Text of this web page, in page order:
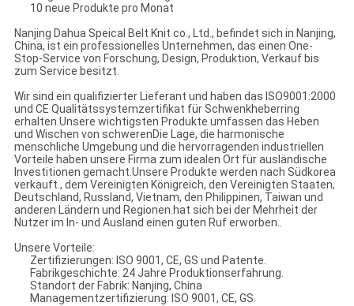
10 neue Produkte pro Monat
Nanjing Dahua Speical Belt Knit co., Ltd., befindet sich in Nanjing,
China, ist ein professionelles Unternehmen, das einen One-
Stop-Service von Forschung, Design, Produktion, Verkauf bis
zum Service besitzt.
Wir sind ein qualifizierter Lieferant und haben das ISO9001:2000
und CE Qualitätssystemzertifikat für Schwenkheberring
erhalten.Unsere wichtigsten Produkte umfassen das Heben
und Wischen von schwerenDie Lage, die harmonische
menschliche Umgebung und die hervorragenden industriellen
Vorteile haben unsere Firma zum idealen Ort für ausländische
Investitionen gemacht.Unsere Produkte werden nach Südkorea
verkauft., dem Vereinigten Königreich, den Vereinigten Staaten,
Deutschland, Russland, Vietnam, den Philippinen, Taiwan und
anderen Ländern und Regionen.hat sich bei der Mehrheit der
Nutzer im In- und Ausland einen guten Ruf erworben..
Unsere Vorteile:
Zertifizierungen: ISO 9001, CE, GS und Patente.
Fabrikgeschichte: 24 Jahre Produktionserfahrung.
Standort der Fabrik: Nanjing, China
Managementzertifizierung: ISO 9001, CE, GS.